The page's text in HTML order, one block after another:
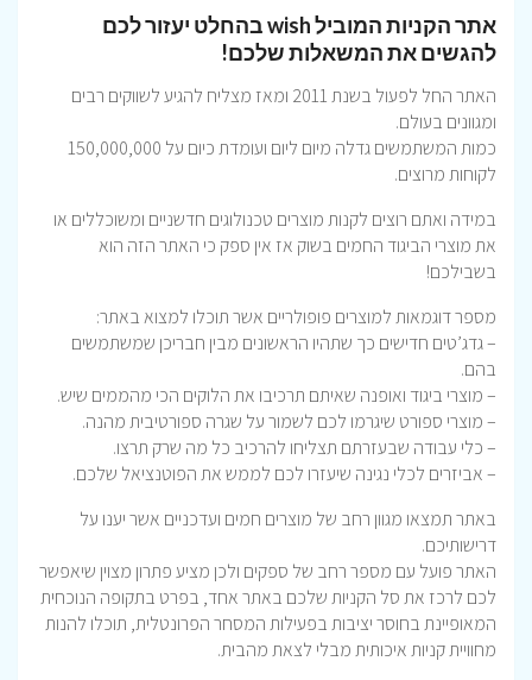
אתר הקניות המובילwishבהחלט יעזור לכם
להגשים את המשאלות שלכם!
האתר החל לפעול בשנת 2011 ומאז מצליח להגיע לשווקים רבים
ומגוונים בעולם.
כמות המשתמשים גדלה מיום ליום ועומדת כיום על 150,000,000
לקוחות מרוצים.
במידה ואתם רוצים לקנות מוצרים טכנולוגים חדשניים ומשוכללים או
את מוצרי הביגוד החמים בשוק אז אין ספק כי האתר הזה הוא
בשבילכם!
מספר דוגמאות למוצרים פופולריים אשר תוכלו למצוא באתר:
– גדג’טים חדישים כך שתהיו הראשונים מבין חבריכן שמשתמשים
בהם.
– מוצרי ביגוד ואופנה שאיתם תרכיבו את הלוקים הכי מהממים שיש.
– מוצרי ספורט שיגרמו לכם לשמור על שגרה ספורטיבית מהנה.
– כלי עבודה שבעזרתם תצליחו להרכיב כל מה שרק תרצו.
– אביזרים לכלי נגינה שיעזרו לכם לממש את הפוטנציאל שלכם.
באתר תמצאו מגוון רחב של מוצרים חמים ועדכניים אשר יענו על
דרישותיכם.
האתר פועל עם מספר רחב של ספקים ולכן מציע פתרון מצוין שיאפשר
לכם לרכז את סל הקניות שלכם באתר אחד, בפרט בתקופה הנוכחית
המאופיינת בחוסר יציבות בפעילות המסחר הפרונטלית, תוכלו להנות
מחוויית קניות איכותית מבלי לצאת מהבית.